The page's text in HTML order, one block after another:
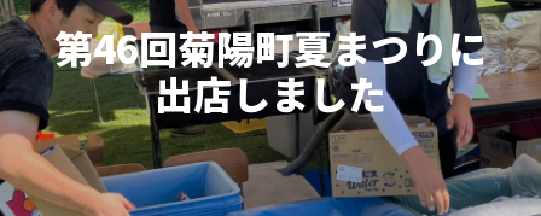
第46回菊陽町夏まつりに
出店しました